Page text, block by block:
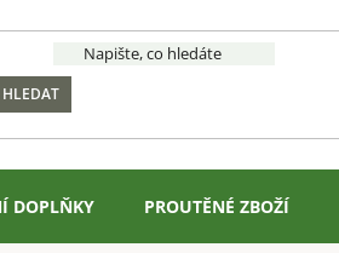
HLEDAT
DOPLŇKY PROUTĚNÉ ZBOŽÍ